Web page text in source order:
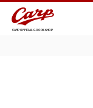
CARP OFFICIAL GOODS SHOP